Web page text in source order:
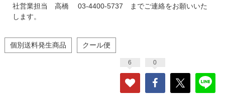
社営業担当 高橋 03-4400-5737 までご連絡をお願いいた
します。
個別送料発生商品 クール便
6 0